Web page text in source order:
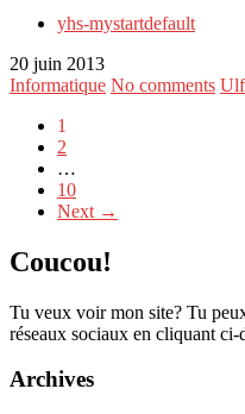
yhs-mystartdefault
20 juin 2013
Informatique No comments Ulf
1
2
…
10
Next →
Coucou!
Tu veux voir mon site? Tu
réseaux sociaux en cliquant ci-
Archives